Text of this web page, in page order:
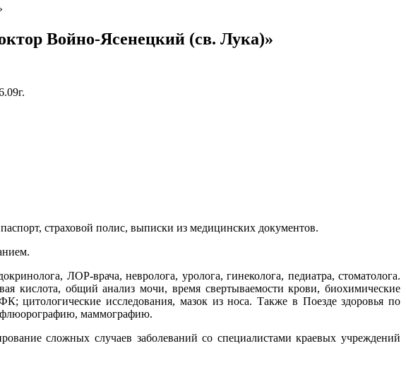
Войно-Ясенецкий (св. Лука)»
страховой полис, выписки из медицинских документов.
ЛОР-врача, невролога, уролога, гинеколога, педиатра, стоматолога.
кислота, общий анализ мочи, время свертываемости крови, биохимические
цитологические исследования, мазок из носа. Также в Поезде здоровья по
флюорографию, маммографию.
сложных случаев заболеваний со специалистами краевых учреждений